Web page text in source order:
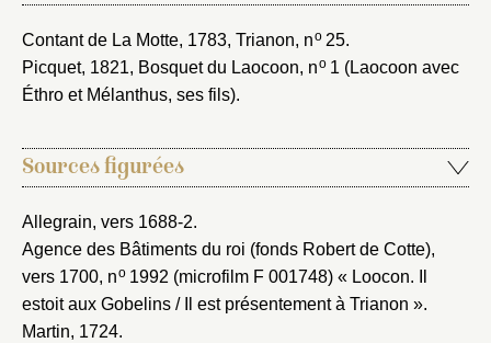
Contant de La Motte, 1783, Trianon, no25.
Picquet, 1821, Bosquet du Laocoon, no1 (Laocoon avec
Éthro et Mélanthus, ses fils).
Sources figurées
Allegrain, vers 1688-2.
Agence des Bâtiments du roi (fonds Robert de Cotte),
vers 1700, no1992 (microfilm F 001748) « Loocon. Il
estoit aux Gobelins / Il est présentement à Trianon ».
Martin, 1724.